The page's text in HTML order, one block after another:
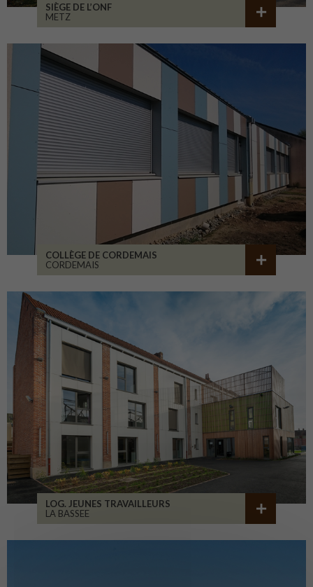
SIÈGE DE L’ONF
METZ
COLLÈGE DE CORDEMAIS
CORDEMAIS
LOG. JEUNES TRAVAILLEURS
LA BASSEE